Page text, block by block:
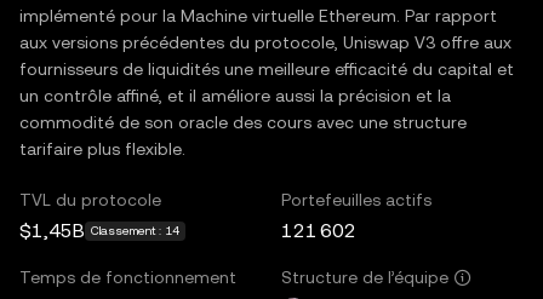
implémenté pour la Machine virtuelle Ethereum. Par rapport
aux versions précédentes du protocole, Uniswap V3 offre aux
fournisseurs de liquidités une meilleure efficacité du capital et
un contrôle affiné, et il améliore aussi la précision et la
commodité de son oracle des cours avec une structure
tarifaire plus flexible.
TVL du protocole
$1,45B Classement : 14
Portefeuilles actifs
121 602
Temps de fonctionnement Structure de l’équipe